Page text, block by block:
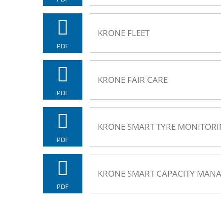
PDF
KRONE FLEET
PDF
KRONE FAIR CARE
PDF
KRONE SMART TYRE
PDF
KRONE SMART CAPACITY